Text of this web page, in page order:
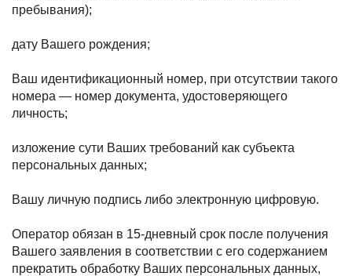
пребывания);
дату Вашего рождения;
Ваш идентификационный номер, при отсутствии такого
номера — номер документа, удостоверяющего
личность;
изложение сути Ваших требований как субъекта
персональных данных;
Вашу личную подпись либо электронную цифровую.
Оператор обязан в 15-дневный срок после получения
Вашего заявления в соответствии с его содержанием
прекратить обработку Ваших персональных данных,